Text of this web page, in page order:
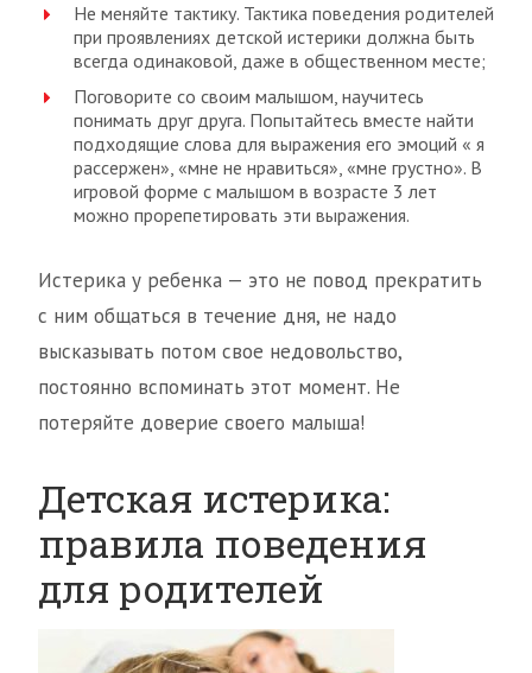
Не меняйте тактику. Тактика поведения родителей
при проявлениях детской истерики должна быть
всегда одинаковой, даже в общественном месте;
Поговорите со своим малышом, научитесь
понимать друг друга. Попытайтесь вместе найти
подходящие слова для выражения его эмоций « я
рассержен», «мне не нравиться», «мне грустно». В
игровой форме с малышом в возрасте 3 лет
можно прорепетировать эти выражения.
Истерика у ребенка — это не повод прекратить
с ним общаться в течение дня, не надо
высказывать потом свое недовольство,
постоянно вспоминать этот момент. Не
потеряйте доверие своего малыша!
Детская истерика:
правила поведения
для родителей